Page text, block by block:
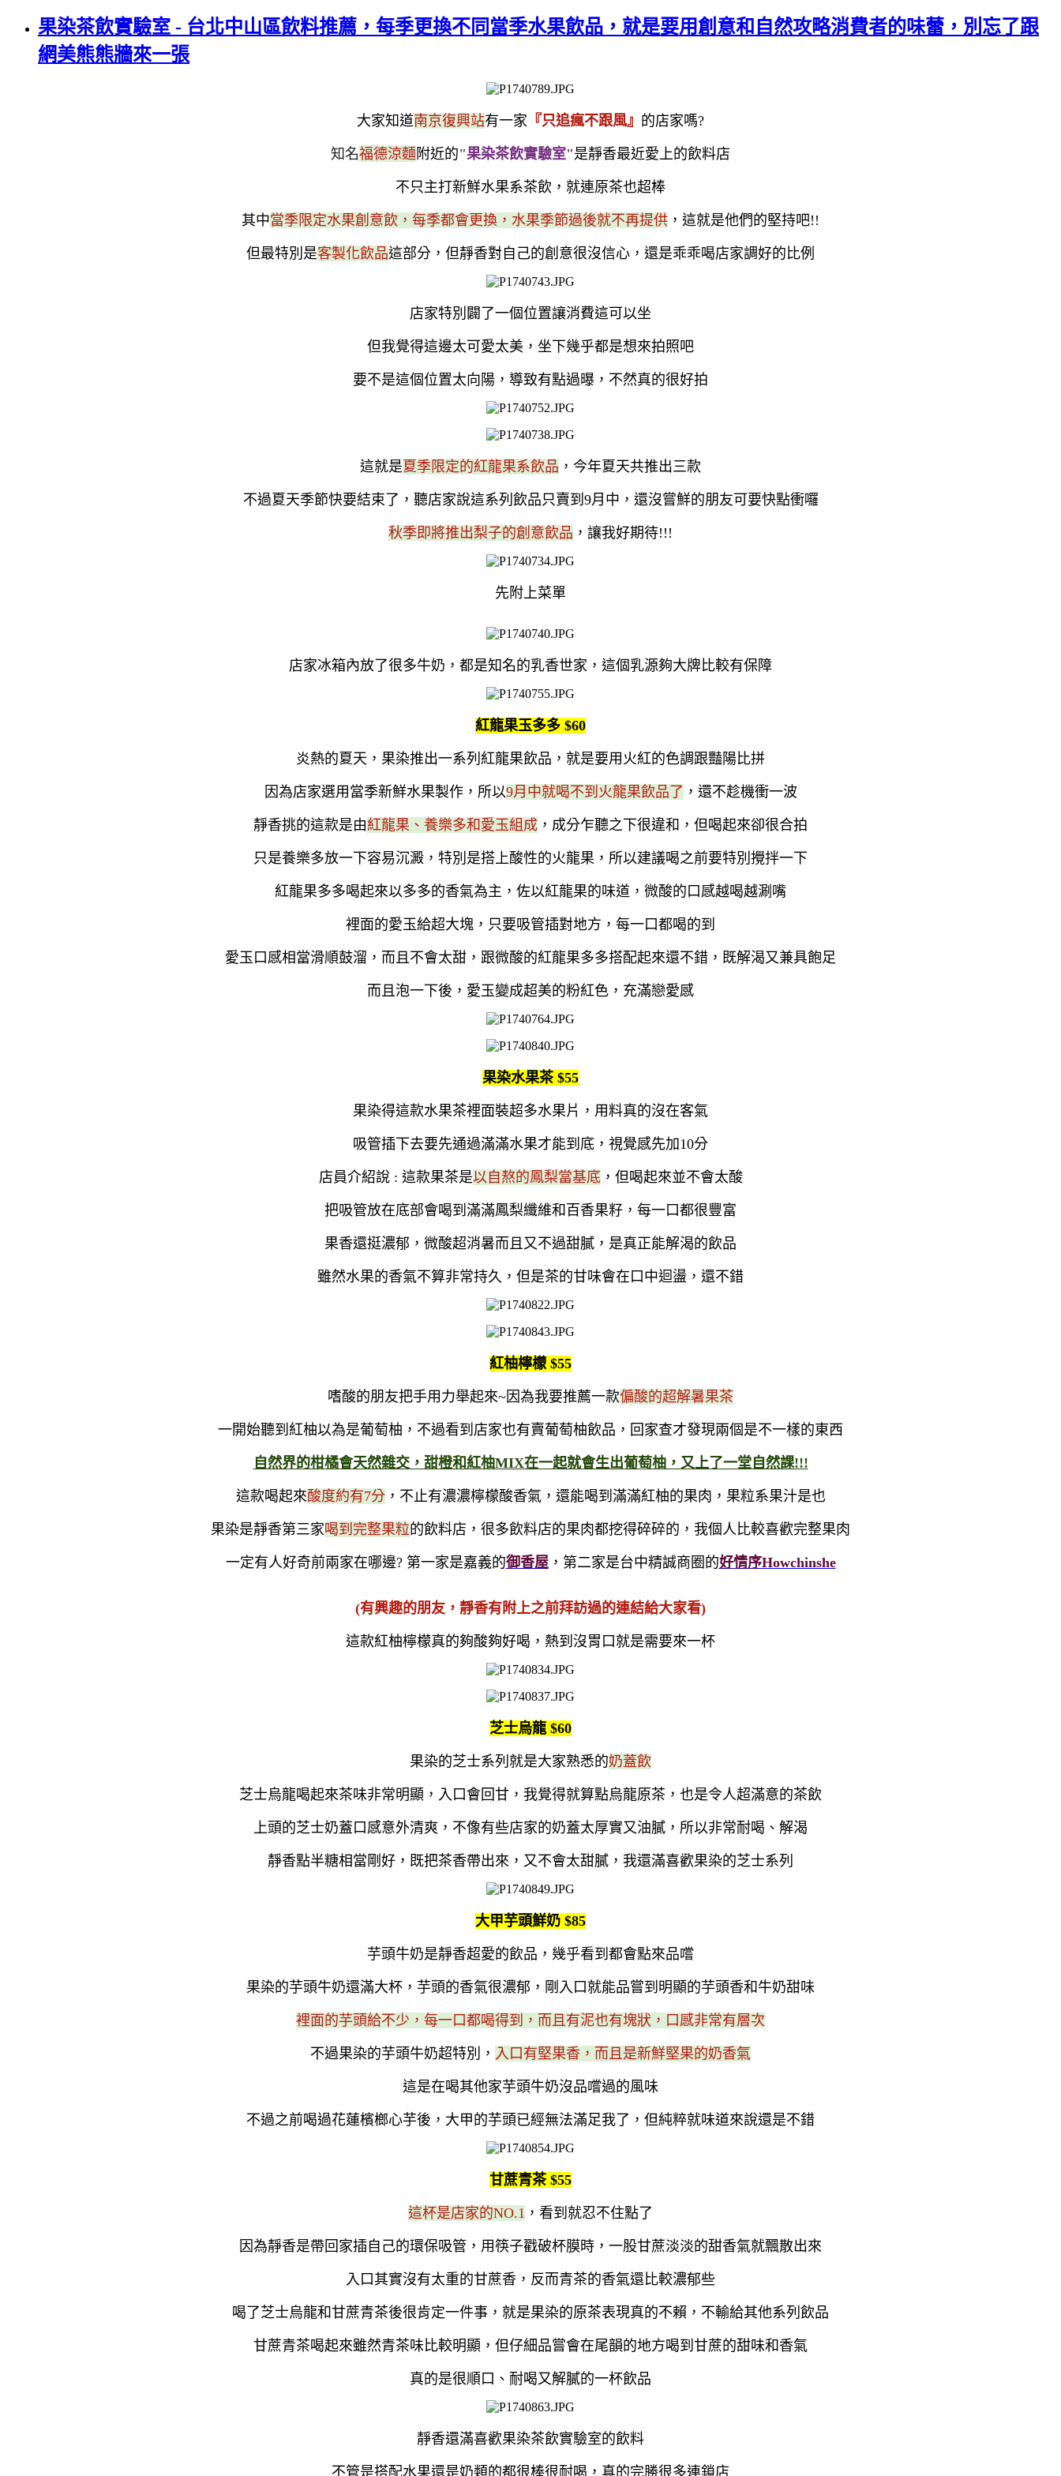
果染茶飲實驗室 - 台北中山區飲料推薦，每季更換不同當季水果飲品，就是要用創意和自然攻略消費者的味蕾，別忘了跟
網美熊熊牆來一張
大家知道南京復興站有一家 『只追瘋不跟風』 的店家嗎?
知名福德涼麵 附近的"果染茶飲實驗室"是靜香最近愛上的飲料店
不只主打新鮮水果系茶飲，就連原茶也超棒
其中當季限定水果創意飲，每季都會更換，水果季節過後就不再提供 ，這就是他們的堅持吧!!
但最特別是客製化飲品這部分，但靜香對自己的創意很沒信心，還是乖乖喝店家調好的比例
店家特別闢了一個位置讓消費這可以坐
但我覺得這邊太可愛太美，坐下幾乎都是想來拍照吧
要不是這個位置太向陽，導致有點過曝，不然真的很好拍
這就是夏季限定的紅龍果系飲品 ，今年夏天共推出三款
不過夏天季節快要結束了，聽店家說這系列飲品只賣到9月中，還沒嘗鮮的朋友可要快點衝囉
秋季即將推出梨子的創意飲品 ，讓我好期待!!!
先附上菜單
店家冰箱內放了很多牛奶，都是知名的乳香世家，這個乳源夠大牌比較有保障
紅龍果玉多多 $60
炎熱的夏天，果染推出一系列紅龍果飲品，就是要用火紅的色調跟豔陽比拼
因為店家選用當季新鮮水果製作，所以9月中就喝不到火龍果飲品了 ，還不趁機衝一波
靜香挑的這款是由紅龍果、養樂多和愛玉組成 ，成分乍聽之下很違和，但喝起來卻很合拍
只是養樂多放一下容易沉澱，特別是搭上酸性的火龍果，所以建議喝之前要特別攪拌一下
紅龍果多多喝起來以多多的香氣為主，佐以紅龍果的味道，微酸的口感越喝越涮嘴
裡面的愛玉給超大塊，只要吸管插對地方，每一口都喝的到
愛玉口感相當滑順鼓溜，而且不會太甜，跟微酸的紅龍果多多搭配起來還不錯，既解渴又兼具飽足
而且泡一下後，愛玉變成超美的粉紅色，充滿戀愛感
果染水果茶 $55
果染得這款水果茶裡面裝超多水果片，用料真的沒在客氣
吸管插下去要先通過滿滿水果才能到底，視覺感先加10分
店員介紹說 : 這款果茶是以自熬的鳳梨當基底，但喝起來並不會太酸
把吸管放在底部會喝到滿滿鳳梨纖維和百香果籽，每一口都很豐富
果香還挺濃郁，微酸超消暑而且又不過甜膩，是真正能解渴的飲品
雖然水果的香氣不算非常持久，但是茶的甘味會在口中迴盪，還不錯
紅柚檸檬 $55
嗜酸的朋友把手用力舉起來~因為我要推薦一款偏酸的超解暑果茶
一開始聽到紅柚以為是葡萄柚，不過看到店家也有賣葡萄柚飲品，回家查才發現兩個是不一樣的東西
自然界的柑橘會天然雜交，甜橙和紅柚MIX在一起就會生出葡萄柚，又上了一堂自然課!!!
這款喝起來酸度約有7分，不止有濃濃檸檬酸香氣，還能喝到滿滿紅柚的果肉，果粒系果汁是也
果染是靜香第三家喝到完整果粒的飲料店，很多飲料店的果肉都挖得碎碎的，我個人比較喜歡完整果肉
一定有人好奇前兩家在哪邊? 第一家是嘉義的御香屋，第二家是台中精誠商圈的好情序Howchinshe
(有興趣的朋友，靜香有附上之前拜訪過的連結給大家看)
這款紅柚檸檬真的夠酸夠好喝，熱到沒胃口就是需要來一杯
芝士烏龍 $60
果染的芝士系列就是大家熟悉的奶蓋飲
芝士烏龍喝起來茶味非常明顯，入口會回甘，我覺得就算點烏龍原茶，也是令人超滿意的茶飲
上頭的芝士奶蓋口感意外清爽，不像有些店家的奶蓋太厚實又油膩，所以非常耐喝、解渴
靜香點半糖相當剛好，既把茶香帶出來，又不會太甜膩，我還滿喜歡果染的芝士系列
大甲芋頭鮮奶 $85
芋頭牛奶是靜香超愛的飲品，幾乎看到都會點來品嚐
果染的芋頭牛奶還滿大杯，芋頭的香氣很濃郁，剛入口就能品嘗到明顯的芋頭香和牛奶甜味
裡面的芋頭給不少，每一口都喝得到，而且有泥也有塊狀，口感非常有層次
不過果染的芋頭牛奶超特別， 入口有堅果香，而且是新鮮堅果的奶香氣
這是在喝其他家芋頭牛奶沒品嚐過的風味
不過之前喝過花蓮檳榔心芋後，大甲的芋頭已經無法滿足我了，但純粹就味道來說還是不錯
甘蔗青茶 $55
這杯是店家的NO.1 ，看到就忍不住點了
因為靜香是帶回家插自己的環保吸管，用筷子戳破杯膜時，一股甘蔗淡淡的甜香氣就飄散出來
入口其實沒有太重的甘蔗香，反而青茶的香氣還比較濃郁些
喝了芝士烏龍和甘蔗青茶後很肯定一件事，就是果染的原茶表現真的不賴，不輸給其他系列飲品
甘蔗青茶喝起來雖然青茶味比較明顯，但仔細品嘗會在尾韻的地方喝到甘蔗的甜味和香氣
真的是很順口、耐喝又解膩的一杯飲品
靜香還滿喜歡果染茶飲實驗室的飲料
不管是搭配水果還是奶類的都很棒很耐喝，真的完勝很多連鎖店